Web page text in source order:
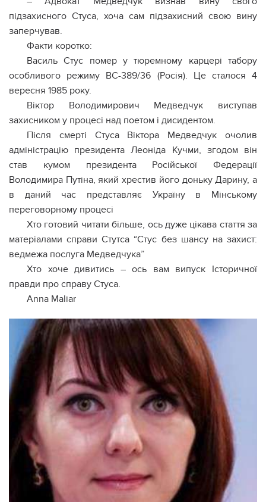
підзахисного Стуса, хоча сам підзахисний свою вину
заперчував.
Факти коротко:
Василь Стус помер у тюремному карцері табору
особливого режиму ВС-389/36 (Росія). Це сталося 4
вересня 1985 року.
Віктор Володимирович Медведчук виступав
захисником у процесі над поетом і дисидентом.
Після смерті Стуса Віктора Медведчук очолив
адміністрацію президента Леоніда Кучми, згодом він
став кумом президента Російської Федерації
Володимира Путіна, який хрестив його доньку Дарину, а
в даний час представляє Україну в Мінському
переговорному процесі
Хто готовий читати більше, ось дуже цікава стаття за
матеріалами справи Стутса “Стус без шансу на захист:
ведмежа послуга Медведчука”
Хто хоче дивитись – ось вам випуск Історичної
правди про справу Стуса.
Anna Maliar